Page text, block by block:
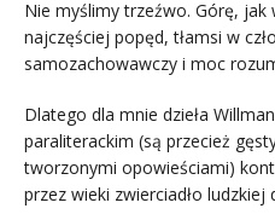
Nie myślimy trzeźwo. Górę, jak
najczęściej popęd, tłamsi w
samozachowawczy i moc
Dlatego dla mnie dzieła
paraliterackim (są przecież
tworzonymi opowieściami)
przez wieki zwierciadło ludzkiej